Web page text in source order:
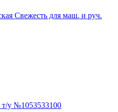
Свежесть для маш. и руч.
у №1053533100